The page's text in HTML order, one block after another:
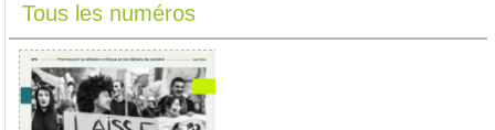
Tous les numéros